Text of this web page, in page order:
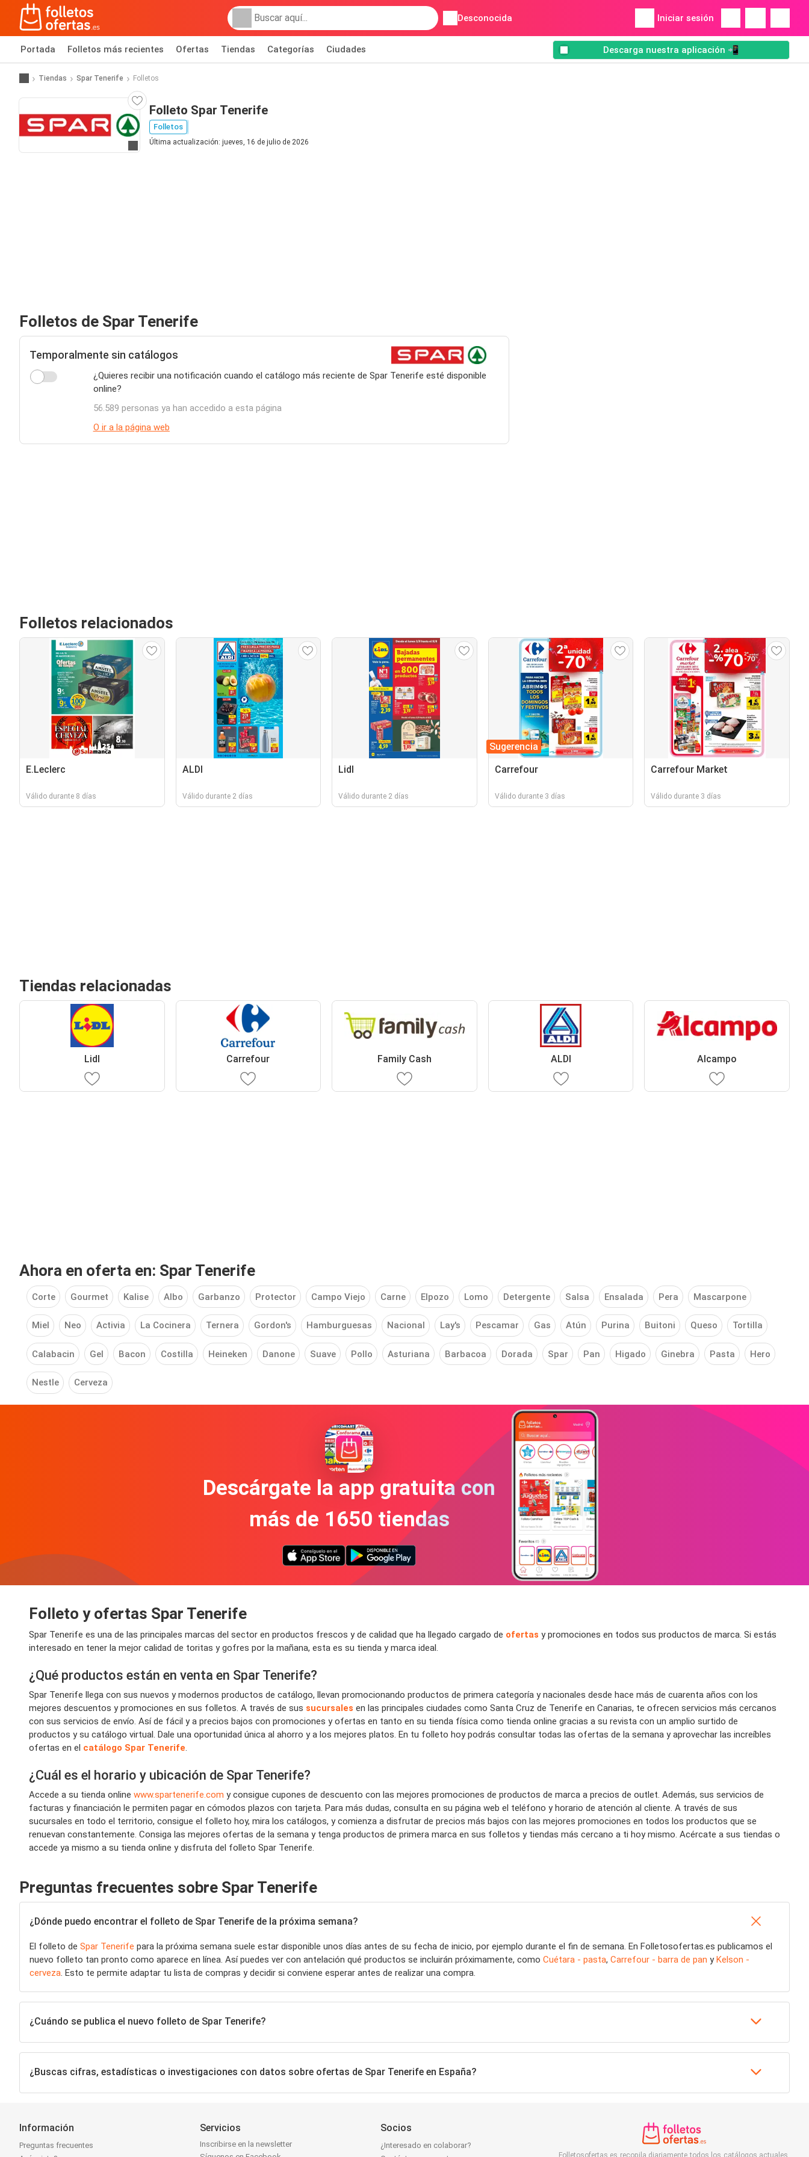
Desconocida Iniciar sesión
Portada Folletos más recientes Ofertas Tiendas Categorías Ciudades Descarga nuestra aplicación 📲
Tiendas Spar Tenerife Folletos
Ir a la web
Folleto Spar Tenerife
Folletos
Última actualización: jueves, 16 de julio de 2026
Folletos de Spar Tenerife
Temporalmente sin catálogos
¿Quieres recibir una notificación cuando el catálogo más reciente de Spar Tenerife esté disponible
online?
56.589 personas ya han accedido a esta página
O ir a la página web
Folletos relacionados
E.Leclerc
Válido durante 8 días
ALDI
Válido durante 2 días
Lidl
Válido durante 2 días
Sugerencia
Carrefour
Válido durante 3 días
Carrefour Market
Válido durante 3 días
Tiendas relacionadas
Lidl Carrefour Family Cash ALDI Alcampo
Ahora en oferta en: Spar Tenerife
Corte Gourmet Kalise Albo Garbanzo Protector Campo Viejo Carne Elpozo Lomo Detergente Salsa Ensalada Pera Mascarpone
Miel Neo Activia La Cocinera Ternera Gordon's Hamburguesas Nacional Lay's Pescamar Gas Atún Purina Buitoni Queso Tortilla
Calabacin Gel Bacon Costilla Heineken Danone Suave Pollo Asturiana Barbacoa Dorada Spar Pan Higado Ginebra Pasta Hero
Nestle Cerveza
Descárgate la app gratuita con
más de 1650 tiendas
Folleto y ofertas Spar Tenerife
Spar Tenerife es una de las principales marcas del sector en productos frescos y de calidad que ha llegado cargado de ofertas y promociones en todos sus productos de marca. Si estás
interesado en tener la mejor calidad de toritas y gofres por la mañana, esta es su tienda y marca ideal.
¿Qué productos están en venta en Spar Tenerife?
Spar Tenerife llega con sus nuevos y modernos productos de catálogo, llevan promocionando productos de primera categoría y nacionales desde hace más de cuarenta años con los
mejores descuentos y promociones en sus folletos. A través de sus sucursales en las principales ciudades como Santa Cruz de Tenerife en Canarias, te ofrecen servicios más cercanos
con sus servicios de envío. Así de fácil y a precios bajos con promociones y ofertas en tanto en su tienda física como tienda online gracias a su revista con un amplio surtido de
productos y su catálogo virtual. Dale una oportunidad única al ahorro y a los mejores platos. En tu folleto hoy podrás consultar todas las ofertas de la semana y aprovechar las increíbles
ofertas en el catálogo Spar Tenerife.
¿Cuál es el horario y ubicación de Spar Tenerife?
Accede a su tienda online www.spartenerife.com y consigue cupones de descuento con las mejores promociones de productos de marca a precios de outlet. Además, sus servicios de
facturas y financiación le permiten pagar en cómodos plazos con tarjeta. Para más dudas, consulta en su página web el teléfono y horario de atención al cliente. A través de sus
sucursales en todo el territorio, consigue el folleto hoy, mira los catálogos, y comienza a disfrutar de precios más bajos con las mejores promociones en todos los productos que se
renuevan constantemente. Consiga las mejores ofertas de la semana y tenga productos de primera marca en sus folletos y tiendas más cercano a ti hoy mismo. Acércate a sus tiendas o
accede ya mismo a su tienda online y disfruta del folleto Spar Tenerife.
Preguntas frecuentes sobre Spar Tenerife
¿Dónde puedo encontrar el folleto de Spar Tenerife de la próxima semana?
El folleto de Spar Tenerife para la próxima semana suele estar disponible unos días antes de su fecha de inicio, por ejemplo durante el fin de semana. En Folletosofertas.es publicamos el
nuevo folleto tan pronto como aparece en línea. Así puedes ver con antelación qué productos se incluirán próximamente, como Cuétara - pasta, Carrefour - barra de pan yKelson -
cerveza. Esto te permite adaptar tu lista de compras y decidir si conviene esperar antes de realizar una compra.
¿Cuándo se publica el nuevo folleto de Spar Tenerife?
¿Buscas cifras, estadísticas o investigaciones con datos sobre ofertas de Spar Tenerife en España?
Información
Preguntas frecuentes
Servicios
Inscribirse en la newsletter
Socios
¿Interesado en colaborar?
Folletosofertas.es recopila diariamente todos los catálogos actuales,